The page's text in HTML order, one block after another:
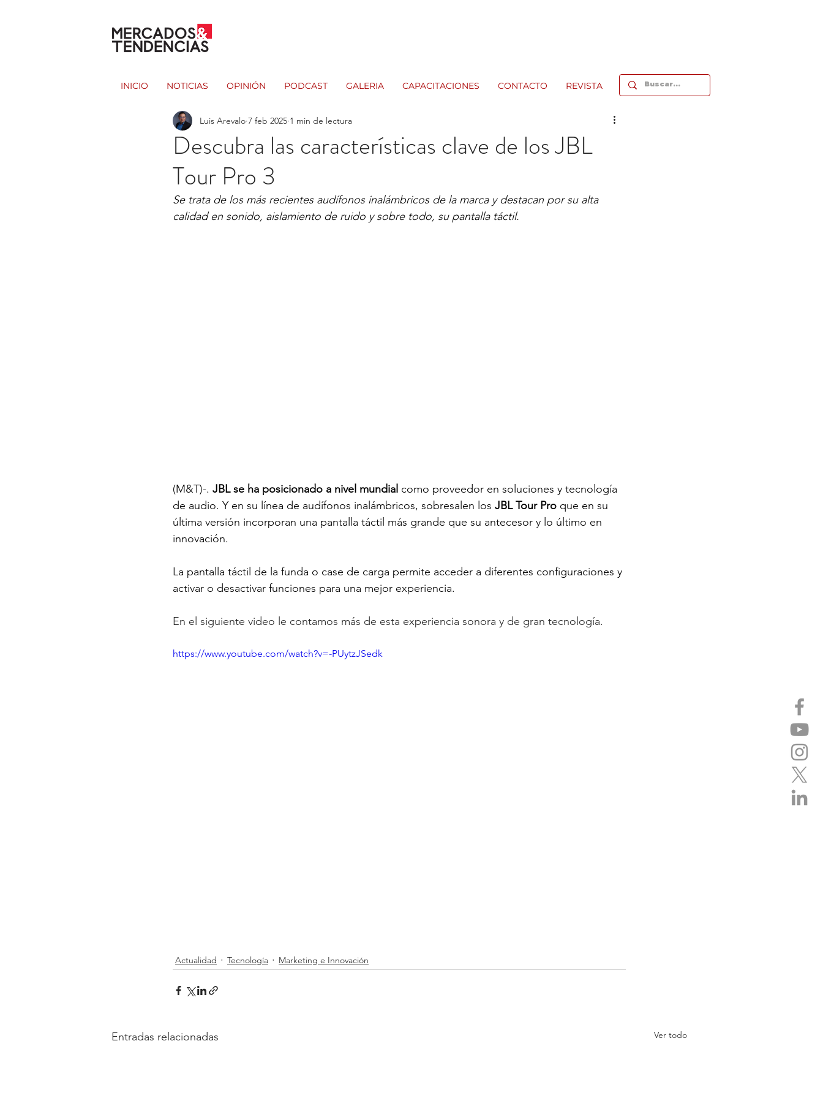
INICIO NOTICIAS OPINIÓN PODCAST GALERIA CAPACITACIONES CONTACTO REVISTA
Descubra las características clave de los JBL
Tour Pro 3
Luis Arevalo 7 feb 2025 1 min de lectura
Se trata de los más recientes audífonos inalámbricos de la marca y destacan por su alta
calidad en sonido, aislamiento de ruido y sobre todo, su pantalla táctil.
(M&T)-. JBL se ha posicionado a nivel mundial como proveedor en soluciones y tecnología
de audio. Y en su línea de audífonos inalámbricos, sobresalen los JBL Tour Pro que en su
última versión incorporan una pantalla táctil más grande que su antecesor y lo último en
innovación.
La pantalla táctil de la funda o case de carga permite acceder a diferentes configuraciones y
activar o desactivar funciones para una mejor experiencia.
En el siguiente video le contamos más de esta experiencia sonora y de gran tecnología.
https://www.youtube.com/watch?v=-PUytzJSedk
Actualidad Tecnología Marketing e Innovación
Entradas relacionadas Ver todo